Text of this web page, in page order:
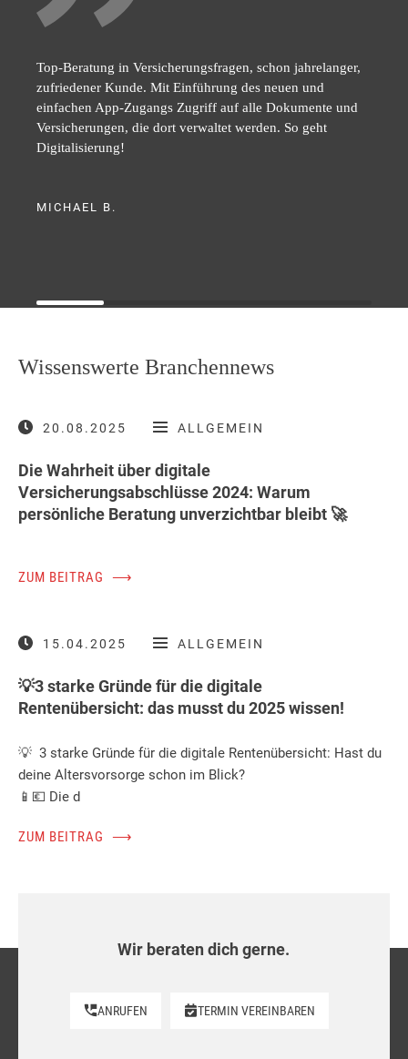
Top-Beratung in Versicherungsfragen, schon jahrelanger,
zufriedener Kunde. Mit Einführung des neuen und
einfachen App-Zugangs Zugriff auf alle Dokumente und
Versicherungen, die dort verwaltet werden. So geht
Digitalisierung!
MICHAEL B.
Wissenswerte Branchennews
20.08.2025 ALLGEMEIN
Die Wahrheit über digitale
Versicherungsabschlüsse 2024: Warum
persönliche Beratung unverzichtbar bleibt 🚀
ZUM BEITRAG ⟶
15.04.2025 ALLGEMEIN
💡3 starke Gründe für die digitale
Rentenübersicht: das musst du 2025 wissen!
💡 3 starke Gründe für die digitale Rentenübersicht: Hast du
deine Altersvorsorge schon im Blick?
📱💶 Die d
ZUM BEITRAG ⟶
Wir beraten dich gerne.
ANRUFEN TERMIN VEREINBAREN